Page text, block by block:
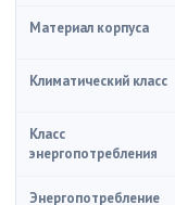
Материал корпуса
Климатический класс
Класс
энергопотребления
Энергопотребление